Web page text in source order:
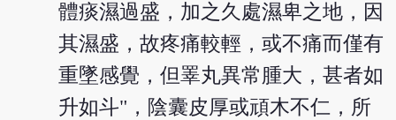
體痰濕過盛，加之久處濕卑之地，因
其濕盛，故疼痛較輕，或不痛而僅有
重墜感覺，但睪丸異常腫大，甚者如
升如斗"，陰囊皮厚或頑木不仁，所